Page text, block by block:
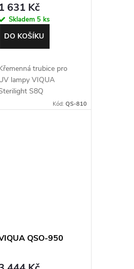
1 631 Kč
Skladem 5 ks
DO KOŠÍKU
trubice pro
lampy VIQUA
S8Q
Kód: QS-810
QSO-950